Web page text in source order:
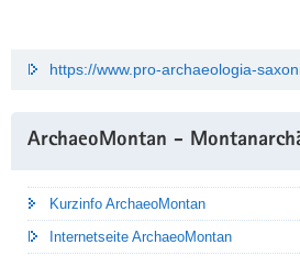
https://www.pro-archaeologia-
ArchaeoMontan -
Kurzinfo ArchaeoMontan
Internetseite ArchaeoMontan